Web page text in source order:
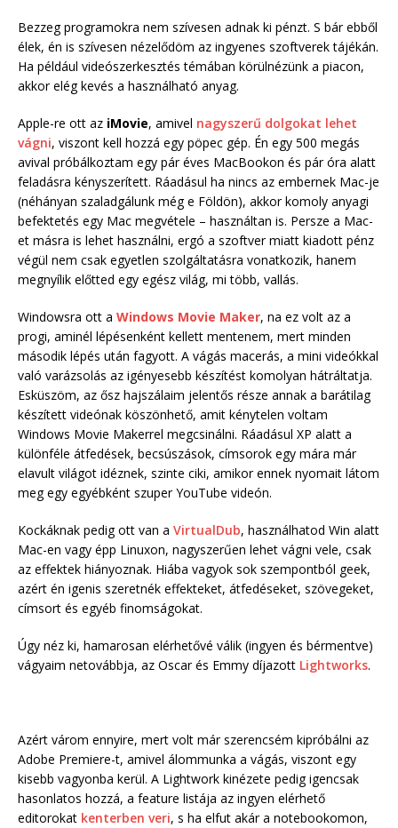
Bezzeg programokra nem szívesen adnak ki pénzt. S bár ebből
élek, én is szívesen nézelődöm az ingyenes szoftverek tájékán.
Ha például videószerkesztés témában körülnézünk a piacon,
akkor elég kevés a használható anyag.
Apple-re ott az iMovie, amivel nagyszerű dolgokat lehet
vágni, viszont kell hozzá egy pöpec gép. Én egy 500 megás
avival próbálkoztam egy pár éves MacBookon és pár óra alatt
feladásra kényszerített. Ráadásul ha nincs az embernek Mac-je
(néhányan szaladgálunk még e Földön), akkor komoly anyagi
befektetés egy Mac megvétele – használtan is. Persze a Mac-
et másra is lehet használni, ergó a szoftver miatt kiadott pénz
végül nem csak egyetlen szolgáltatásra vonatkozik, hanem
megnyílik előtted egy egész világ, mi több, vallás.
Windowsra ott a Windows Movie Maker, na ez volt az a
progi, aminél lépésenként kellett mentenem, mert minden
második lépés után fagyott. A vágás macerás, a mini videókkal
való varázsolás az igényesebb készítést komolyan hátráltatja.
Esküszöm, az ősz hajszálaim jelentős része annak a barátilag
készített videónak köszönhető, amit kénytelen voltam
Windows Movie Makerrel megcsinálni. Ráadásul XP alatt a
különféle átfedések, becsúszások, címsorok egy mára már
elavult világot idéznek, szinte ciki, amikor ennek nyomait látom
meg egy egyébként szuper YouTube videón.
Kockáknak pedig ott van a VirtualDub, használhatod Win alatt
Mac-en vagy épp Linuxon, nagyszerűen lehet vágni vele, csak
az effektek hiányoznak. Hiába vagyok sok szempontból geek,
azért én igenis szeretnék effekteket, átfedéseket, szövegeket,
címsort és egyéb finomságokat.
Úgy néz ki, hamarosan elérhetővé válik (ingyen és bérmentve)
vágyaim netovábbja, az Oscar és Emmy díjazott Lightworks.
Azért várom ennyire, mert volt már szerencsém kipróbálni az
Adobe Premiere-t, amivel álommunka a vágás, viszont egy
kisebb vagyonba kerül. A Lightwork kinézete pedig igencsak
hasonlatos hozzá, a feature listája az ingyen elérhető
editorokat kenterben veri, s ha elfut akár a notebookomon,